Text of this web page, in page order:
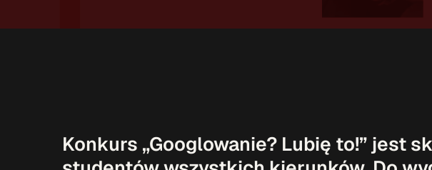
Konkurs „Googlowanie? Lubię to!” jest